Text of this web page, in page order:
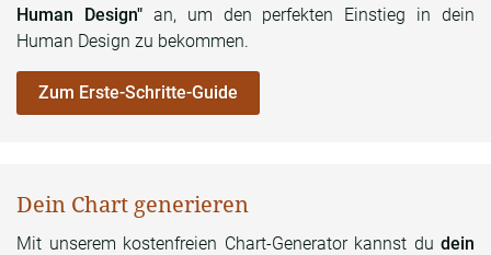
Human Design"an, um den perfekten Einstieg in dein
Human Design zu bekommen.
Zum Erste-Schritte-Guide
Dein Chart generieren
Mit unserem kostenfreien Chart-Generator kannst du dein